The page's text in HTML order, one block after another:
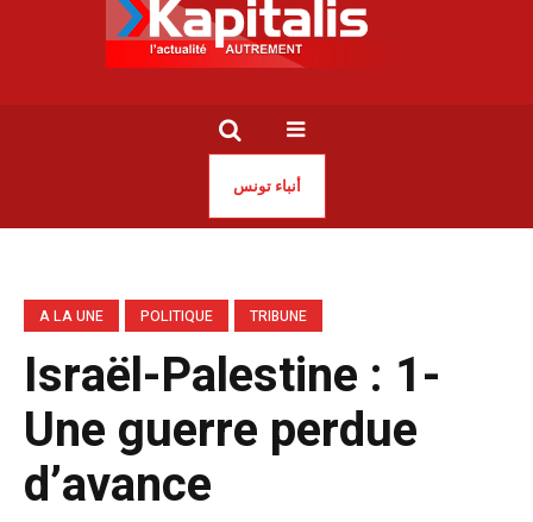
أنباء تونس
A LA UNE POLITIQUE TRIBUNE
Israël-Palestine : 1-
Une guerre perdue
d’avance